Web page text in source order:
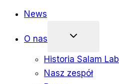
News
O nas
Historia Salam Lab
Nasz zespół